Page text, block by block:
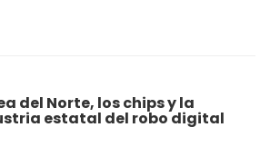
del Norte, los chips y la
estatal del robo digital